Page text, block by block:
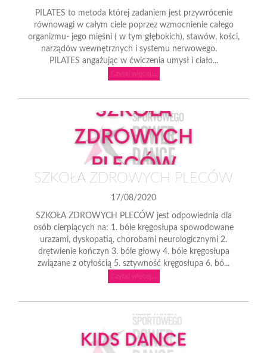
PILATES to metoda której zadaniem jest przywrócenie
równowagi w całym ciele poprzez wzmocnienie całego
organizmu- jego mięśni ( w tym głębokich), stawów, kości,
narządów wewnętrznych i systemu nerwowego.
PILATES angażując w ćwiczenia umysł i ciało...
Czytaj więcej...
SZKOŁA ZDROWYCH PLECÓW
17/08/2020
SZKOŁA ZDROWYCH PLECÓW jest odpowiednia dla
osób cierpiących na: 1. bóle kręgosłupa spowodowane
urazami, dyskopatią, chorobami neurologicznymi 2.
drętwienie kończyn 3. bóle głowy 4. bóle kręgosłupa
związane z otyłością 5. sztywność kręgosłupa 6. bó...
Czytaj więcej...